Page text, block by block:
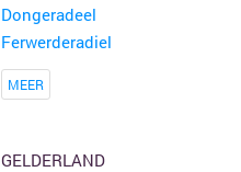
Dongeradeel
Ferwerderadiel
MEER
GELDERLAND